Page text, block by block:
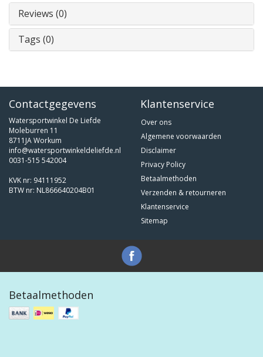
Reviews (0)
Tags (0)
Contactgegevens
Watersportwinkel De Liefde
Moleburren 11
8711JA Workum
info@watersportwinkeldeliefde.nl
0031-515 542004
KVK nr: 94111952
BTW nr: NL866640204B01
Klantenservice
Over ons
Algemene voorwaarden
Disclaimer
Privacy Policy
Betaalmethoden
Verzenden & retourneren
Klantenservice
Sitemap
Betaalmethoden